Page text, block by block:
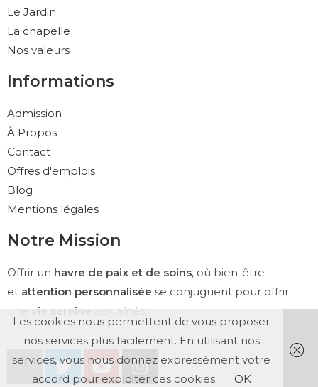
Le Jardin
La chapelle
Nos valeurs
Informations
Admission
À Propos
Contact
Offres d'emplois
Blog
Mentions légales
Notre Mission
Offrir un havre de paix et de soins, où bien-être
et attention personnalisée se conjuguent pour offrir
une vie sereine aux aînés
Les cookies nous permettent de vous proposer
nos services plus facilement. En utilisant nos
services, vous nous donnez expressément votre
accord pour exploiter ces cookies.
OK